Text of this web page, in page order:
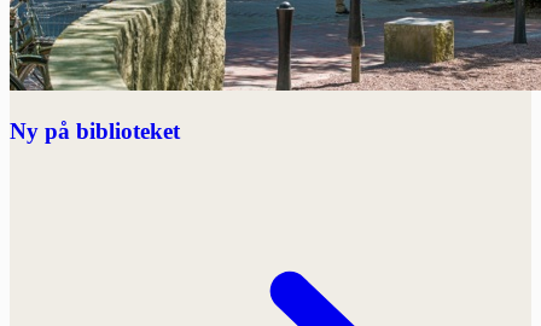
Ny på biblioteket